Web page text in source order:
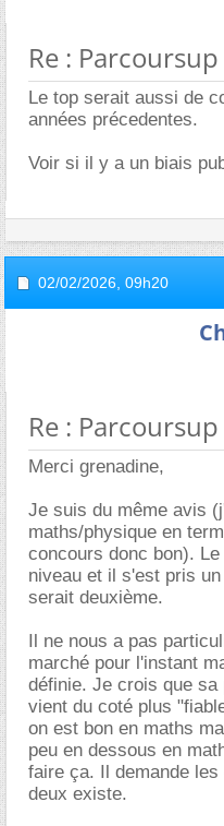
Re :
Le top serait aussi de
années précedentes.
Voir si il y a un biais
02/02/2026, 09h20
Re :
Merci grenadine,
Je suis du même avis
maths/physique en
concours donc bon).
niveau et il s'est pris
serait deuxième.
Il ne nous a pas
marché pour l'instant
définie. Je crois que sa
vient du coté plus
on est bon en maths
peu en dessous en
faire ça. Il demande
deux existe.